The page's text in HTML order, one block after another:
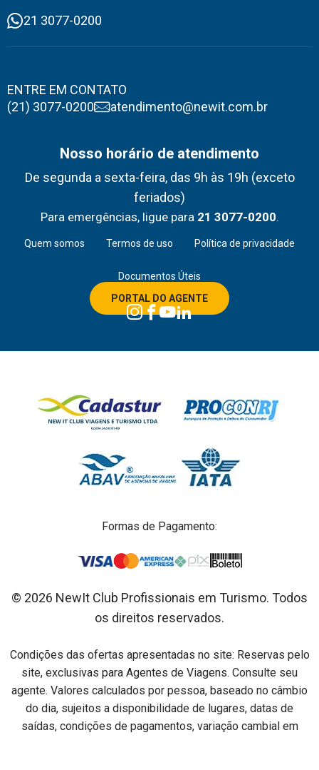
21 3077-0200
ENTRE EM CONTATO
(21) 3077-0200
atendimento@newit.com.br
Nosso horário de atendimento
De segunda a sexta-feira, das 9h às 19h (exceto
feriados)
Para emergências, ligue para 21 3077-0200.
Quem somos Termos de uso Política de privacidade
Documentos Úteis
PORTAL DO AGENTE
Formas de Pagamento:
© 2026 NewIt Club Profissionais em Turismo. Todos
os direitos reservados.
Condições das ofertas apresentadas no site: Reservas pelo
site, exclusivas para Agentes de Viagens. Consulte seu
agente. Valores calculados por pessoa, baseado no câmbio
do dia, sujeitos a disponibilidade de lugares, datas de
saídas, condições de pagamentos, variação cambial em